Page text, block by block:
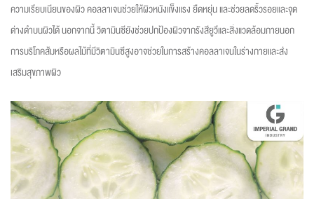
ความเรียบเนียนของผิว คอลลาเจนช่วยให้ผิวหนังแข็งแรง ยืดหยุ่น และช่วยลดริ้วรอยและจุด
ด่างดำบนผิวได้ นอกจากนี้ วิตามินซียังช่วยปกป้องผิวจากรังสียูวีและสิ่งแวดล้อมภายนอก
การบริโภคส้มหรือผลไม้ที่มีวิตามินซีสูงอาจช่วยในการสร้างคอลลาเจนในร่างกายและส่ง
เสริมสุขภาพผิว